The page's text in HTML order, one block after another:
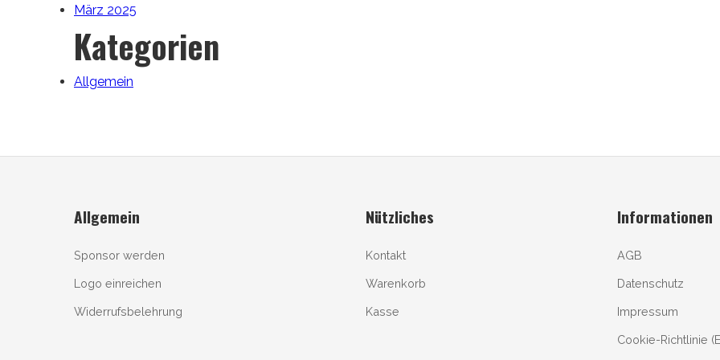
März 2025
Kategorien
Allgemein
Allgemein
Sponsor werden
Logo einreichen
Widerrufsbelehrung
Nützliches
Kontakt
Warenkorb
Kasse
Informationen
AGB
Datenschutz
Impressum
Cookie-Richtlinie